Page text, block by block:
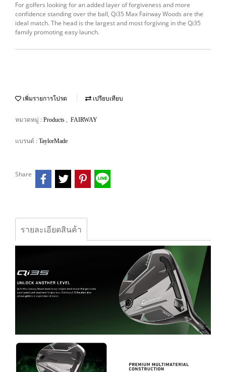
For golfers looking for an added layer of forgiveness and more
confidence standing over the ball, Qi35 Max Fairway Woods are the
ideal match. The head is the largest and most forgiving in the Qi35
family promoting easy launch.
เพิ่มรายการโปรด เปรียบเทียบ
หมวดหมู่ : Products , FAIRWAY
แบรนด์ : TaylorMade
Share
รายละเอียดสินค้า